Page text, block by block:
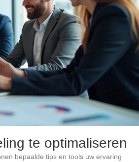
te optimaliseren
bepaalde tips en tools uw ervaring